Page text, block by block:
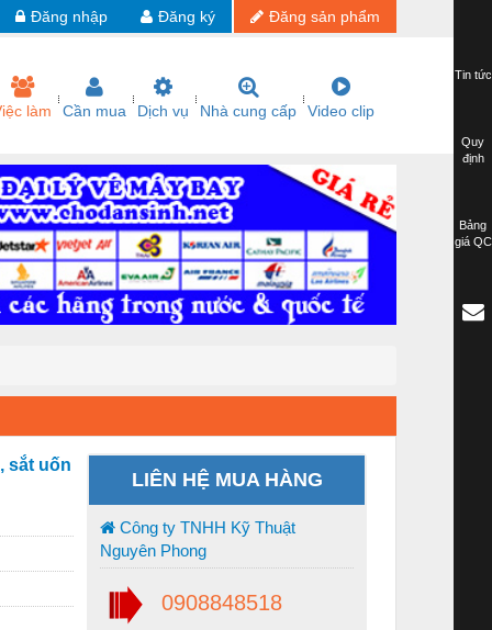
Đăng sản phẩm
Đăng ký
Đăng nhập
làm Cần mua Dịch vụ Nhà cung cấp Video clip
sắt uốn
LIÊN HỆ MUA HÀNG
Công ty TNHH Kỹ Thuật
Nguyên Phong
0908848518
Tin tức
Quy
định
Bảng
giá QC